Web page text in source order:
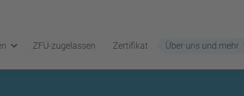
ZFU-zugelassen Zertifikat Über uns und mehr